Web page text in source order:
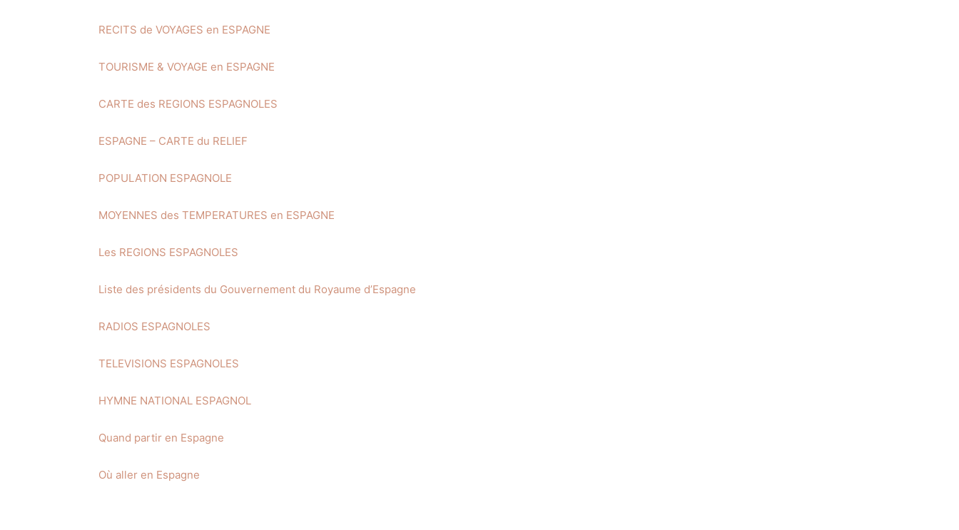
RECITS de VOYAGES en ESPAGNE
TOURISME & VOYAGE en ESPAGNE
CARTE des REGIONS ESPAGNOLES
ESPAGNE – CARTE du RELIEF
POPULATION ESPAGNOLE
MOYENNES des TEMPERATURES en ESPAGNE
Les REGIONS ESPAGNOLES
Liste des présidents du Gouvernement du Royaume d’Espagne
RADIOS ESPAGNOLES
TELEVISIONS ESPAGNOLES
HYMNE NATIONAL ESPAGNOL
Quand partir en Espagne
Où aller en Espagne